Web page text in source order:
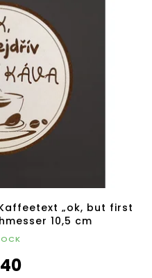
„ok, but first
10,5 cm